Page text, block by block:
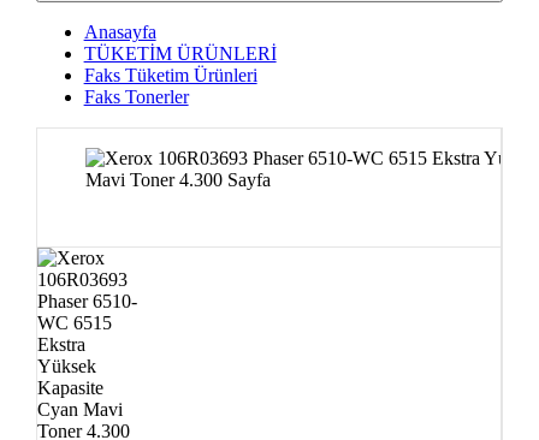
Anasayfa
TÜKETİM ÜRÜNLERİ
Faks Tüketim Ürünleri
Faks Tonerler